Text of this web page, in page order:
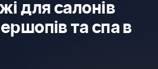
для салонів
та спа в